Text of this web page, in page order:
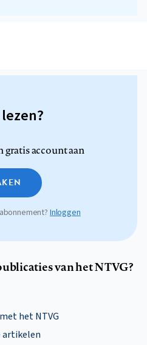
gratis account aan
Inloggen
van het NTVG?
het NTVG
artikelen